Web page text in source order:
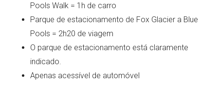
Pools Walk = 1h de carro
Parque de estacionamento de Fox Glacier a Blue
Pools = 2h20 de viagem
O parque de estacionamento está claramente
indicado.
Apenas acessível de automóvel